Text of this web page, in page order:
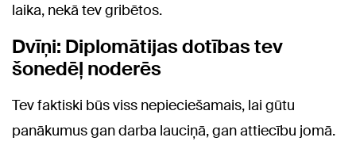
laika, nekā tev gribētos.
Dvīņi: Diplomātijas dotības tev
šonedēļ noderēs
Tev faktiski būs viss nepieciešamais, lai gūtu
panākumus gan darba lauciņā, gan attiecību jomā.